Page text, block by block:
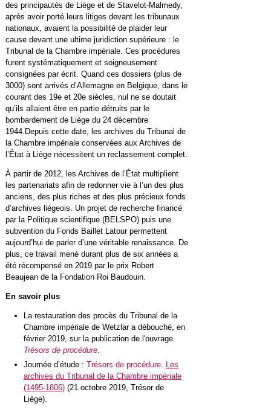
des principautés de Liège et de Stavelot-Malmedy,
après avoir porté leurs litiges devant les tribunaux
nationaux, avaient la possibilité de plaider leur
cause devant une ultime juridiction supérieure : le
Tribunal de la Chambre impériale. Ces procédures
furent systématiquement et soigneusement
consignées par écrit. Quand ces dossiers (plus de
3000) sont arrivés d’Allemagne en Belgique, dans le
courant des 19e et 20e siècles, nul ne se doutait
qu’ils allaient être en partie détruits par le
bombardement de Liège du 24 décembre
1944.Depuis cette date, les archives du Tribunal de
la Chambre impériale conservées aux Archives de
l’État à Liège nécessitent un reclassement complet.
À partir de 2012, les Archives de l’État multiplient
les partenariats afin de redonner vie à l’un des plus
anciens, des plus riches et des plus précieux fonds
d’archives liégeois. Un projet de recherche financé
par la Politique scientifique (BELSPO) puis une
subvention du Fonds Baillet Latour permettent
aujourd’hui de parler d’une véritable renaissance. De
plus, ce travail mené durant plus de six années a
été récompensé en 2019 par le prix Robert
Beaujean de la Fondation Roi Baudouin.
En savoir plus
La restauration des procès du Tribunal de la
Chambre impériale de Wetzlar a débouché, en
février 2019, sur la publication de l'ouvrage
Trésors de procédure.
Journée d’étude : Trésors de procédure. Les
archives du Tribunal de la Chambre impériale
(1495-1806)(21 octobre 2019, Trésor de
Liège).